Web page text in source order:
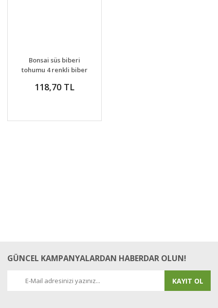
DETAYLAR
VER
Bonsai süs biberi
tohumu 4 renkli biber
kalıcı
118,70 TL
GÜNCEL KAMPANYALARDAN HABERDAR OLUN!
KAYIT OL